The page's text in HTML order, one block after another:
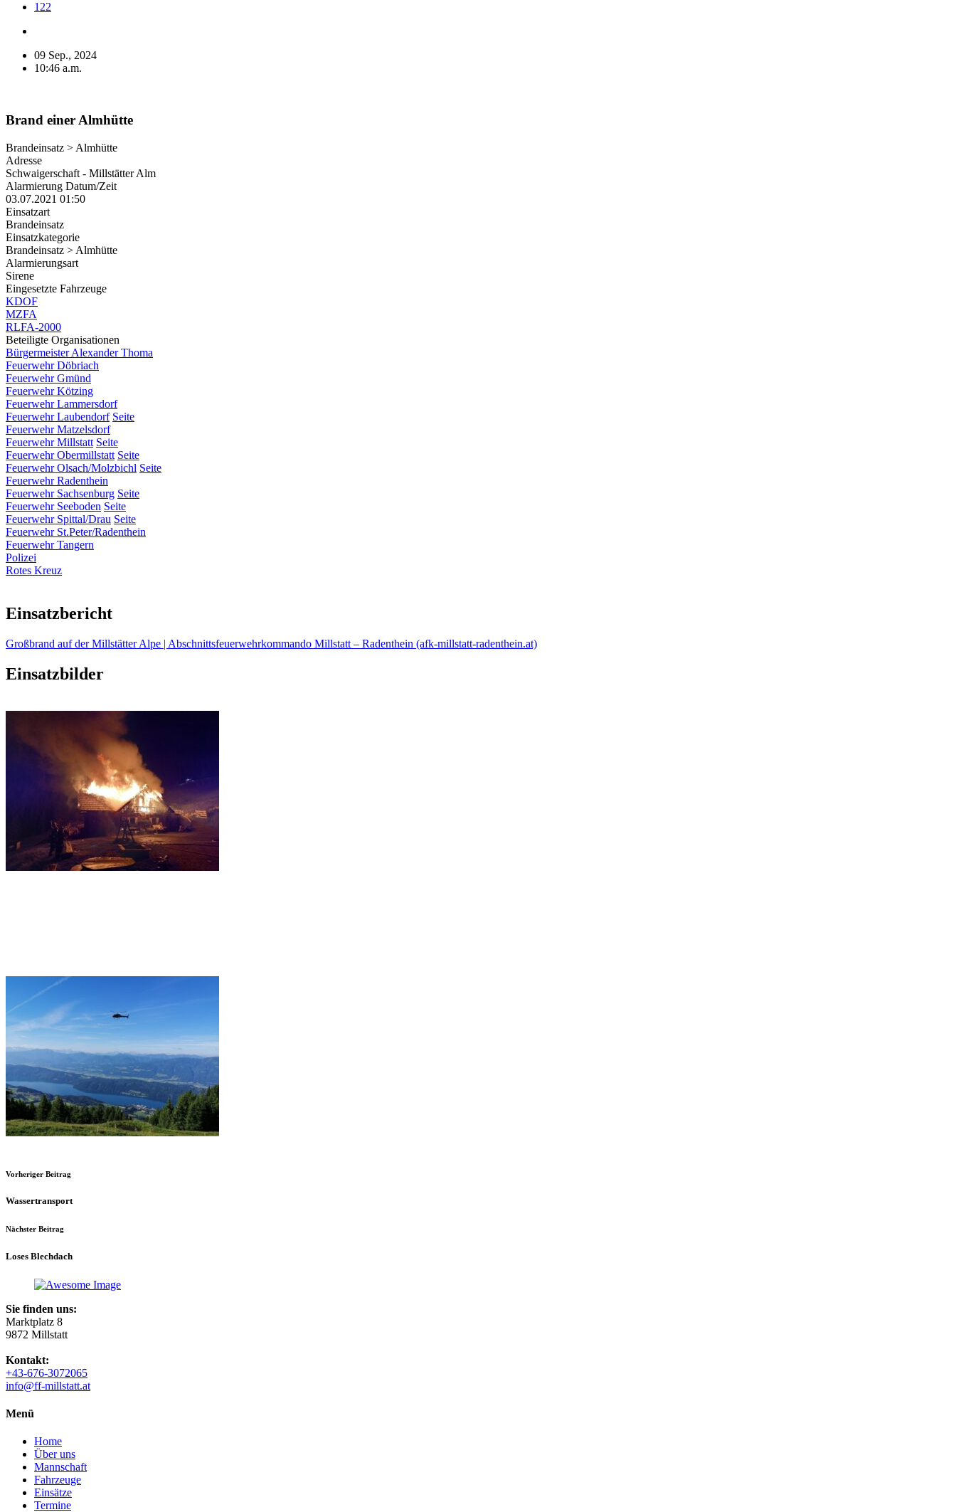
122
09 Sep., 2024
10:46 a.m.
Brand einer Almhütte
Brandeinsatz > Almhütte
Adresse
Schwaigerschaft - Millstätter Alm
Alarmierung Datum/Zeit
03.07.2021 01:50
Einsatzart
Brandeinsatz
Einsatzkategorie
Brandeinsatz > Almhütte
Alarmierungsart
Sirene
Eingesetzte Fahrzeuge
KDOF
MZFA
RLFA-2000
Beteiligte Organisationen
Bürgermeister Alexander Thoma
Feuerwehr Döbriach
Feuerwehr Gmünd
Feuerwehr Kötzing
Feuerwehr Lammersdorf
Feuerwehr Laubendorf Seite
Feuerwehr Matzelsdorf
Feuerwehr Millstatt Seite
Feuerwehr Obermillstatt Seite
Feuerwehr Olsach/Molzbichl Seite
Feuerwehr Radenthein
Feuerwehr Sachsenburg Seite
Feuerwehr Seeboden Seite
Feuerwehr Spittal/Drau Seite
Feuerwehr St.Peter/Radenthein
Feuerwehr Tangern
Polizei
Rotes Kreuz
Einsatzbericht
Großbrand auf der Millstätter Alpe | Abschnittsfeuerwehrkommando Millstatt – Radenthein (afk-millstatt-radenthein.at)
Einsatzbilder
Vorheriger Beitrag
Wassertransport
Nächster Beitrag
Loses Blechdach
Sie finden uns:
Marktplatz 8
9872 Millstatt
Kontakt:
+43-676-3072065
info@ff-millstatt.at
Menü
Home
Über uns
Mannschaft
Fahrzeuge
Einsätze
Termine